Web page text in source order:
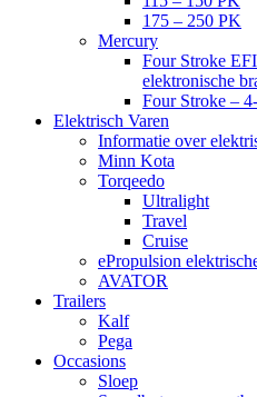
175 – 250 PK
Mercury
Four Stroke
elektronische
Four Stroke –
Elektrisch Varen
Informatie over
Minn Kota
Torqeedo
Ultralight
Travel
Cruise
ePropulsion
AVATOR
Trailers
Kalf
Pega
Occasions
Sloep